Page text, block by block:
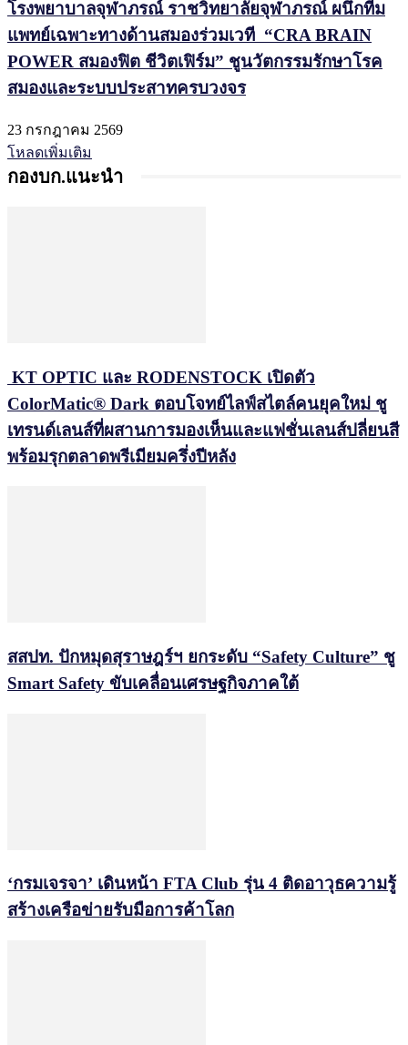
โรงพยาบาลจุฬาภรณ์ ราชวิทยาลัยจุฬาภรณ์ ผนึกทีม
แพทย์เฉพาะทางด้านสมองร่วมเวที “CRA BRAIN
POWER สมองฟิต ชีวิตเฟิร์ม” ชูนวัตกรรมรักษาโรค
สมองและระบบประสาทครบวงจร
23 กรกฎาคม 2569
โหลดเพิ่มเติม
กองบก.แนะนำ
KT OPTIC และ RODENSTOCK เปิดตัว
ColorMatic® Dark ตอบโจทย์ไลฟ์สไตล์คนยุคใหม่ ชู
เทรนด์เลนส์ที่ผสานการมองเห็นและแฟชั่นเลนส์ปลี่ยนสี
พร้อมรุกตลาดพรีเมียมครึ่งปีหลัง
สสปท. ปักหมุดสุราษฎร์ฯ ยกระดับ “Safety Culture” ชู
Smart Safety ขับเคลื่อนเศรษฐกิจภาคใต้
‘กรมเจรจา’ เดินหน้า FTA Club รุ่น 4 ติดอาวุธความรู้
สร้างเครือข่ายรับมือการค้าโลก